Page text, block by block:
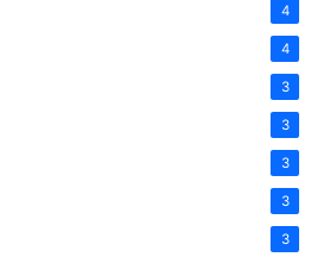
4
4
3
3
3
3
3